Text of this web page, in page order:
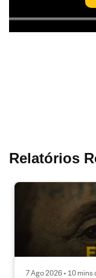
Relatórios
7 Ago 2026 • 10